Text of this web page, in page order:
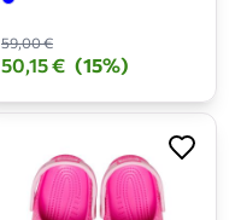
59,00 €
50,15 € (15%)